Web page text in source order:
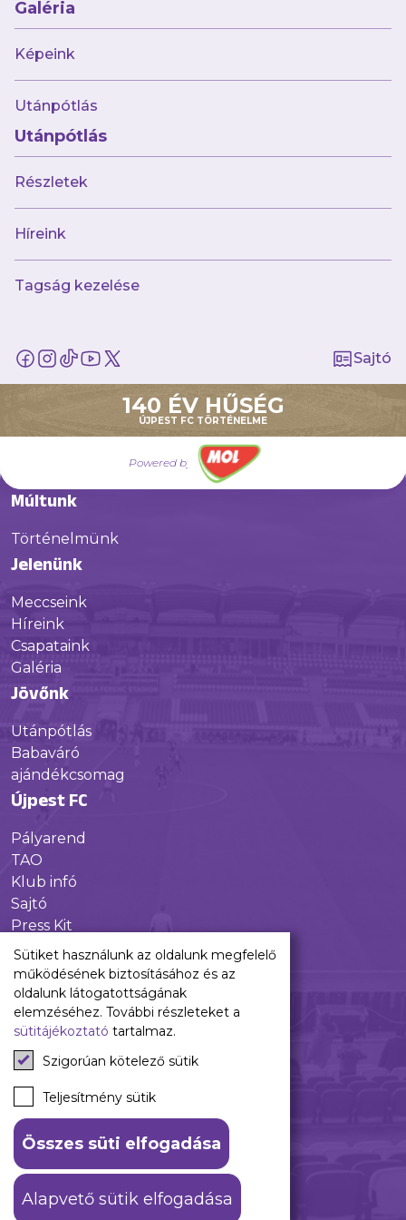
Galéria
Képeink
Utánpótlás
Utánpótlás
Részletek
Híreink
Tagság kezelése
Sajtó
140 ÉV HŰSÉG
ÚJPEST FC TÖRTÉNELME
Powered by
AJÁNLÓ
Kemény főpróba: kikapott a lengyel
Múltunk
Történelmünk
Jelenünk
Meccseink
Híreink
Csapataink
Galéria
Jövőnk
Utánpótlás
Babaváró
ajándékcsomag
Újpest FC
Pályarend
TAO
Klub infó
Sajtó
Press Kit
Újpest FC Shop
Digitális felületeink
Facebook
Instagram
Tiktok
Youtube
Spotify
ÁSZF
Adatkezelési tájékoztató
© 2026 Újpest FC. #hajrálilák
Sütiket használunk az oldalunk megfelelő
működésének biztosításához és az
oldalunk látogatottságának
elemzéséhez. További részleteket a
sütitájékoztató tartalmaz.
Szigorúan kötelező sütik
Teljesítmény sütik
Összes süti elfogadása
Alapvető sütik elfogadása